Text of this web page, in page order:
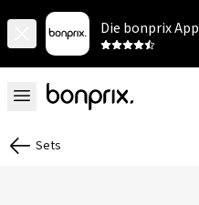
Die bonprix App
Sets